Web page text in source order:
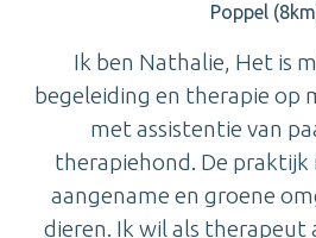
Poppel
Ik ben Nathalie, Het is
begeleiding en therapie op
met assistentie van
therapiehond. De praktijk
aangename en groene
dieren. Ik wil als therapeut